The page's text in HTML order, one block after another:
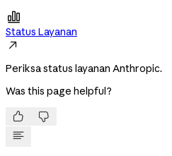

Status Layanan

Periksa status layanan Anthropic.
Was this page helpful?
 